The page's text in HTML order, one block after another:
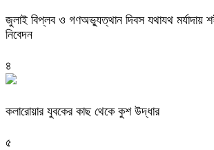
জুলাই বিপ্লব ও গণঅভ্যুত্থান দিবস যথাযথ মর্যাদায়
নিবেদন
৪
কলারোয়ার যুবকের কাছ থেকে কুশ উদ্ধার
৫